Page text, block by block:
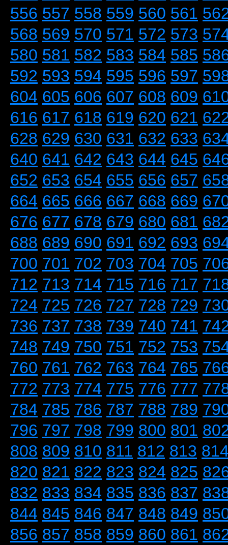
556 557 558 559 560 561
568 569 570 571 572 573
580 581 582 583 584 585
592 593 594 595 596 597
604 605 606 607 608 609
616 617 618 619 620 621
628 629 630 631 632 633
640 641 642 643 644 645
652 653 654 655 656 657
664 665 666 667 668 669
676 677 678 679 680 681
688 689 690 691 692 693
700 701 702 703 704 705
712 713 714 715 716 717
724 725 726 727 728 729
736 737 738 739 740 741
748 749 750 751 752 753
760 761 762 763 764 765
772 773 774 775 776 777
784 785 786 787 788 789
796 797 798 799 800 801
808 809 810 811 812 813
820 821 822 823 824 825
832 833 834 835 836 837
844 845 846 847 848 849
856 857 858 859 860 861